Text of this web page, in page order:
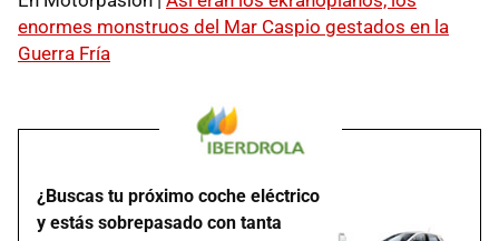
enormes monstruos del Mar Caspio gestados en la
Guerra Fría
¿Buscas tu próximo coche eléctrico
y estás sobrepasado con tanta